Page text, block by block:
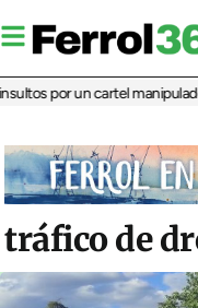
por un cartel manipuladoLa
tráfico de